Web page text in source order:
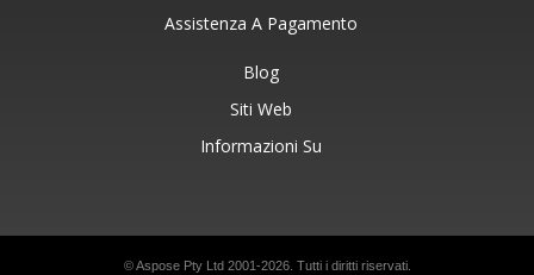
Assistenza A Pagamento
Blog
Siti Web
Informazioni Su
© Aspose Pty Ltd 2001-2026. Tutti i diritti riservati.